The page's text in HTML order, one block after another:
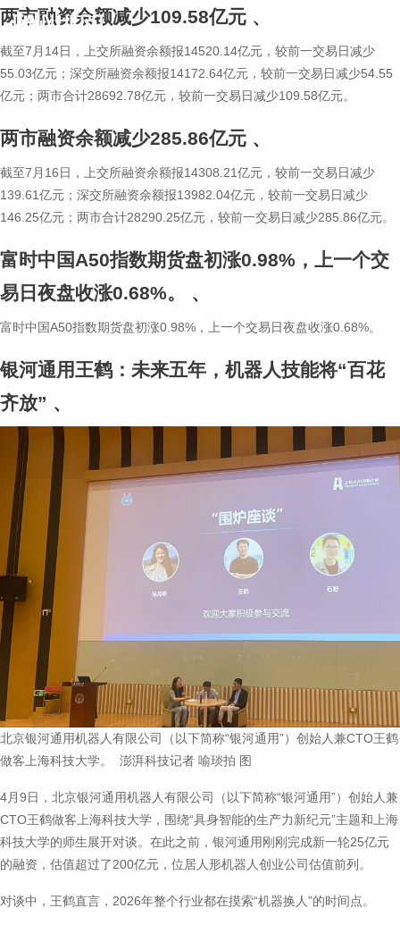
两市融资余额减少109.58亿元 、
截至7月14日，上交所融资余额报14520.14亿元，较前一交易日减少
55.03亿元；深交所融资余额报14172.64亿元，较前一交易日减少54.55
亿元；两市合计28692.78亿元，较前一交易日减少109.58亿元。
两市融资余额减少285.86亿元 、
截至7月16日，上交所融资余额报14308.21亿元，较前一交易日减少
139.61亿元；深交所融资余额报13982.04亿元，较前一交易日减少
146.25亿元；两市合计28290.25亿元，较前一交易日减少285.86亿元。
富时中国A50指数期货盘初涨0.98%，上一个交
易日夜盘收涨0.68%。
、
富时中国A50指数期货盘初涨0.98%，上一个交易日夜盘收涨0.68%。
银河通用王鹤：未来五年，机器人技能将“百花
齐放” 、
北京银河通用机器人有限公司（以下简称“银河通用”）创始人兼CTO王鹤
做客上海科技大学。 澎湃科技记者 喻琰拍 图
4月9日，北京银河通用机器人有限公司（以下简称“银河通用”）创始人兼
CTO王鹤做客上海科技大学，围绕“具身智能的生产力新纪元”主题和上海
科技大学的师生展开对谈。在此之前，银河通用刚刚完成新一轮25亿元
的融资，估值超过了200亿元，位居人形机器人创业公司估值前列。
对谈中，王鹤直言，2026年整个行业都在摸索“机器换人”的时间点。